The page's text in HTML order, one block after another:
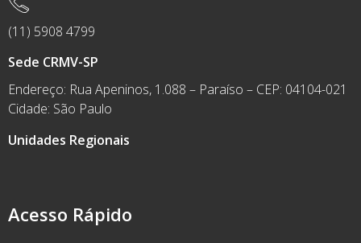
Acesso Rápido
(11) 5908 4799
Sede CRMV-SP
Endereço: Rua Apeninos, 1.088 – Paraíso – CEP: 04104-021
Cidade: São Paulo
Unidades Regionais